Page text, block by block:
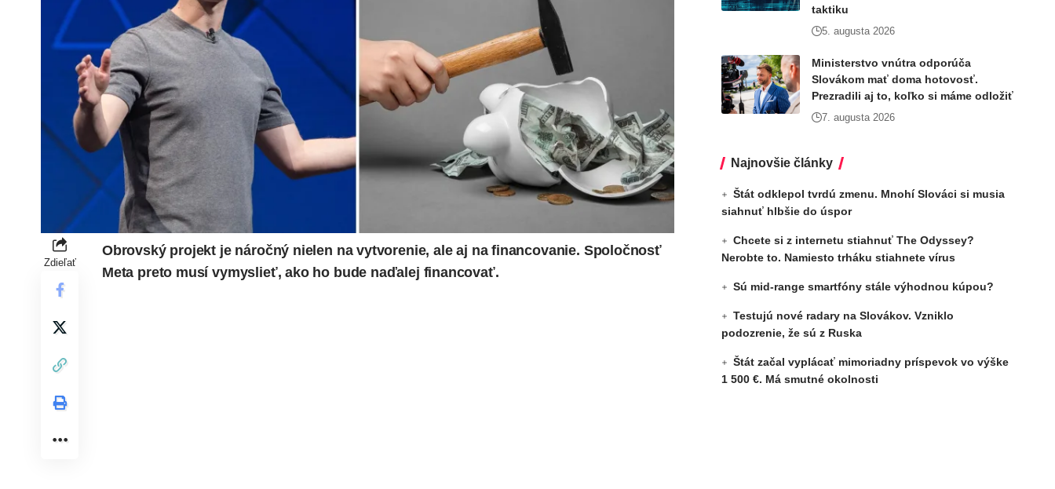
Zdieľať
Obrovský projekt je náročný nielen na vytvorenie, ale aj na financovanie. Spoločnosť
Meta preto musí vymyslieť, ako ho bude naďalej financovať.
taktiku
5. augusta 2026
Ministerstvo vnútra odporúča
Slovákom mať doma hotovosť.
Prezradili aj to, koľko si máme odložiť
7. augusta 2026
Najnovšie články
Štát odklepol tvrdú zmenu. Mnohí Slováci si musia
siahnuť hlbšie do úspor
Chcete si z internetu stiahnuť The Odyssey?
Nerobte to. Namiesto trháku stiahnete vírus
Sú mid-range smartfóny stále výhodnou kúpou?
Testujú nové radary na Slovákov. Vzniklo
podozrenie, že sú z Ruska
Štát začal vyplácať mimoriadny príspevok vo výške
1 500 €. Má smutné okolnosti